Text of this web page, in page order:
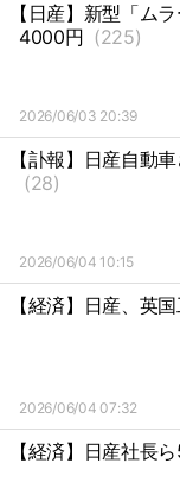
【日産】新型「ム
4000円 (225)
2026/06/03 20:39
【訃報】日産自動
(28)
2026/06/04 10:15
【経済】日産、英
2026/06/04 07:32
【経済】日産社長